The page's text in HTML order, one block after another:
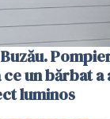
un bărbat a
luminos